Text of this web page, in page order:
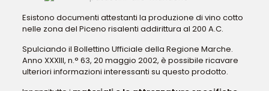
Esistono documenti attestanti la produzione di vino cotto
nelle zona del Piceno risalenti addirittura al 200 A.C.
Spulciando il Bollettino Ufficiale della Regione Marche.
Anno XXXIII, n.° 63, 20 maggio 2002, è possibile ricavare
ulteriori informazioni interessanti su questo prodotto.